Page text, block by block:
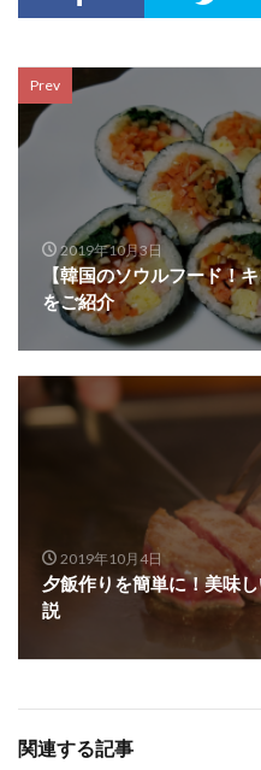
Prev
2019年10月3日
【韓国のソウルフード！
をご紹介
2019年10月4日
夕飯作りを簡単に！美味
説
関連する記事